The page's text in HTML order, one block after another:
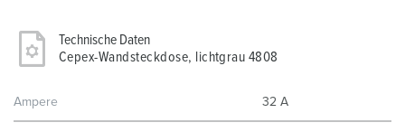
Technische Daten
Cepex-Wandsteckdose, lichtgrau 4808
Ampere 32 A